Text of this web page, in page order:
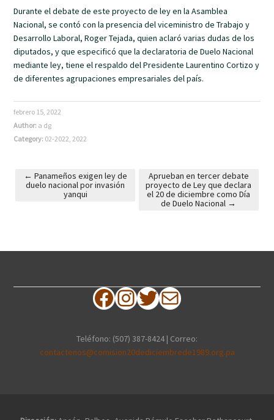
Durante el debate de este proyecto de ley en la Asamblea
Nacional, se contó con la presencia del viceministro de Trabajo y
Desarrollo Laboral, Roger Tejada, quien aclaró varias dudas de los
diputados, y que especificó que la declaratoria de Duelo Nacional
mediante ley, tiene el respaldo del Presidente Laurentino Cortizo y
de diferentes agrupaciones empresariales del país.
febrero 15, 2022
Author: a dg
Category: 02-2022 ,2022
Post navigation
← Panameños exigen ley de
duelo nacional por invasión
yanqui
Aprueban en tercer debate
proyecto de Ley que declara
el 20 de diciembre como Día
de Duelo Nacional →
Facebook
Instagram
Twitter
Correo electrónico
Teléfono: (507) 387-8424 | Correo:
contactenos@comision20dediciembrede1989.org.pa